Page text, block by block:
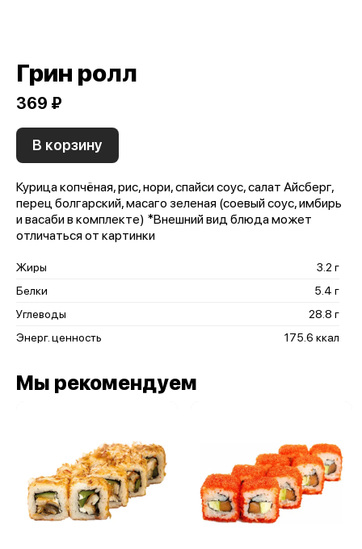
Грин ролл
369 ₽
В корзину
Курица копчёная, рис, нори, спайси соус, салат Айсберг,
перец болгарский, масаго зеленая (соевый соус, имбирь
и васаби в комплекте) *Внешний вид блюда может
отличаться от картинки
Жиры
3.2 г
Белки
5.4 г
Углеводы
28.8 г
Энерг. ценность
175.6 ккал
Мы рекомендуем